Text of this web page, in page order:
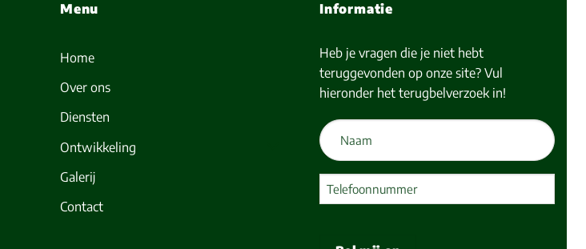
Menu
Home
Over ons
Diensten
Ontwikkeling
Galerij
Contact
Informatie
Heb je vragen die je niet hebt
teruggevonden op onze site? Vul
hieronder het terugbelverzoek in!
Naam
Telefoon(Vereist)